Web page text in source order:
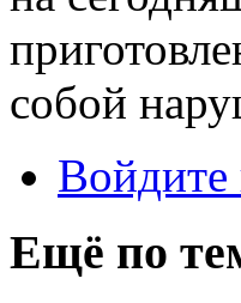
собой
Войдите
Ещё по